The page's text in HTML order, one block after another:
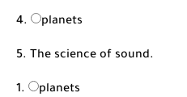
planets
5. The science of sound.
planets